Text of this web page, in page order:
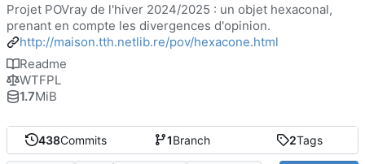
438Commits 1Branch 2Tags
Projet POVray de l'hiver 2024/2025 : un objet hexaconal,
prenant en compte les divergences d'opinion.
http://maison.tth.netlib.re/pov/hexacone.html
Readme
WTFPL
1.7MiB